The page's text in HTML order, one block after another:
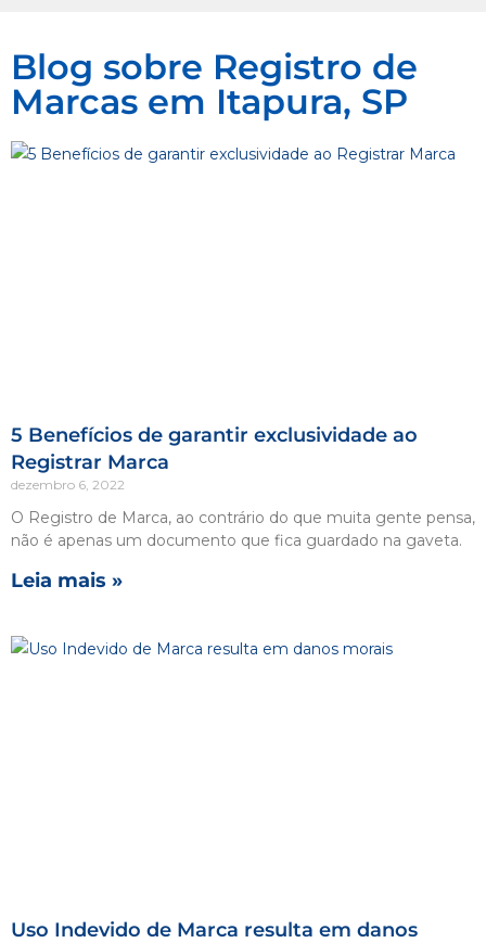
Blog sobre Registro de
Marcas em Itapura, SP
5 Benefícios de garantir exclusividade ao
Registrar Marca
dezembro 6, 2022
O Registro de Marca, ao contrário do que muita gente pensa,
não é apenas um documento que fica guardado na gaveta.
Leia mais »
Uso Indevido de Marca resulta em danos